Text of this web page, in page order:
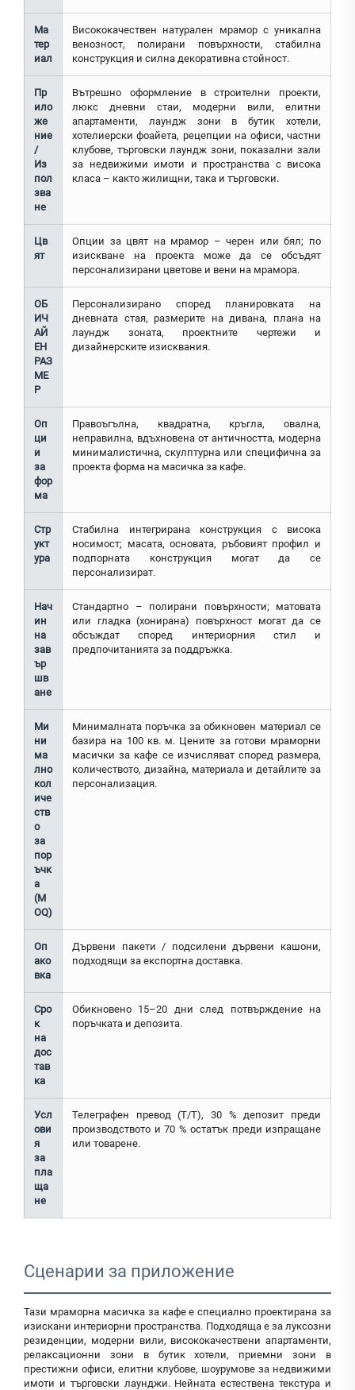
Ма
тер
иал
Висококачествен натурален мрамор с уникална
венозност, полирани повърхности, стабилна
конструкция и силна декоративна стойност.
Пр
ило
же
ние
/
Из
пол
зва
не
Вътрешно оформление в строителни проекти,
люкс дневни стаи, модерни вили, елитни
апартаменти, лаундж зони в бутик хотели,
хотелиерски фоайета, рецепции на офиси, частни
клубове, търговски лаундж зони, показални зали
за недвижими имоти и пространства с висока
класа – както жилищни, така и търговски.
Цв
ят
Опции за цвят на мрамор – черен или бял; по
изискване на проекта може да се обсъдят
персонализирани цветове и вени на мрамора.
ОБ
ИЧ
АЙ
ЕН
РАЗ
МЕ
Р
Персонализирано според планировката на
дневната стая, размерите на дивана, плана на
лаундж зоната, проектните чертежи и
дизайнерските изисквания.
Оп
ци
и
за
фор
ма
Правоъгълна, квадратна, кръгла, овална,
неправилна, вдъхновена от античността, модерна
минималистична, скулптурна или специфична за
проекта форма на масичка за кафе.
Стр
укт
ура
Стабилна интегрирана конструкция с висока
носимост; масата, основата, ръбовият профил и
подпорната конструкция могат да се
персонализират.
Нач
ин
на
зав
ър
шв
ане
Стандартно – полирани повърхности; матовата
или гладка (хонирана) повърхност могат да се
обсъждат според интериорния стил и
предпочитанията за поддръжка.
Ми
ни
ма
лно
кол
иче
ств
о
за
пор
ъчк
а
(M
OQ)
Минималната поръчка за обикновен материал се
базира на 100 кв. м. Цените за готови мраморни
масички за кафе се изчисляват според размера,
количеството, дизайна, материала и детайлите за
персонализация.
Оп
ако
вка
Дървени пакети / подсилени дървени кашони,
подходящи за експортна доставка.
Сро
к
на
дос
тав
ка
Обикновено 15–20 дни след потвърждение на
поръчката и депозита.
Усл
ови
я
за
пла
ща
не
Телеграфен превод (T/T), 30 % депозит преди
производството и 70 % остатък преди изпращане
или товарене.
Сценарии за приложение
Тази мраморна масичка за кафе е специално проектирана за
изискани интериорни пространства. Подходяща е за луксозни
резиденции, модерни вили, висококачествени апартаменти,
релаксационни зони в бутик хотели, приемни зони в
престижни офиси, елитни клубове, шоурумове за недвижими
имоти и търговски лаунджи. Нейната естествена текстура и